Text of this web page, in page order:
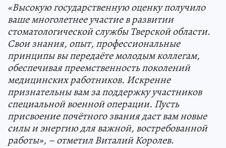
«Высокую государственную оценку получило
ваше многолетнее участие в развитии
стоматологической службы Тверской области.
Свои знания, опыт, профессиональные
принципы вы передаёте молодым коллегам,
обеспечивая преемственность поколений
медицинских работников. Искренне
признательны вам за поддержку участников
специальной военной операции. Пусть
присвоение почётного звания даст вам новые
силы и энергию для важной, востребованной
работы», – отметил Виталий Королев.